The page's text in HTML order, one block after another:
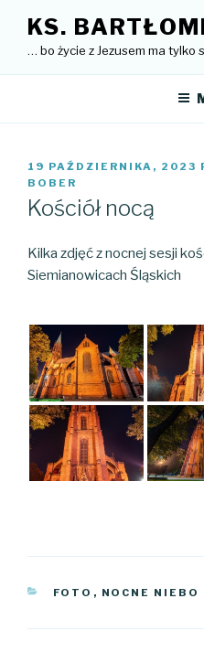
treści
KS.
… bo życie z Jezusem ma tylko
OPUBLIKOWANE
W
19 PAŹDZIERNIKA, 2023
BOBER
Kościół nocą
Kilka zdjęć z nocnej sesji
Siemianowicach Śląskich
KATEGORIE
FOTO , NOCNE NIEBO